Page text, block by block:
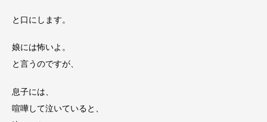
と口にします。
娘には怖いよ。
と言うのですが、
息子には、
喧嘩して泣いていると、